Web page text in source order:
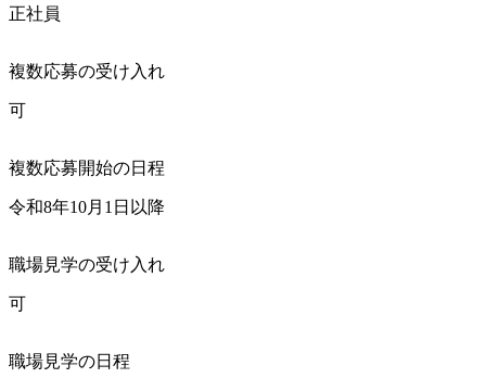
正社員
複数応募の受け入れ
可
複数応募開始の日程
令和8年10月1日以降
職場見学の受け入れ
可
職場見学の日程